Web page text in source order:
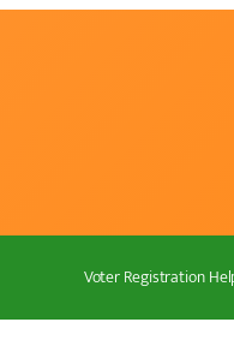
Voter Registration